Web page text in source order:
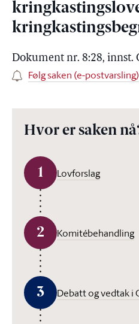
Dokument nr. 8:28, innst.
Følg saken (e-postvarsling)
Hvor er saken
1 Lovforslag
2 Komitébehandling
3 Debatt og vedtak i